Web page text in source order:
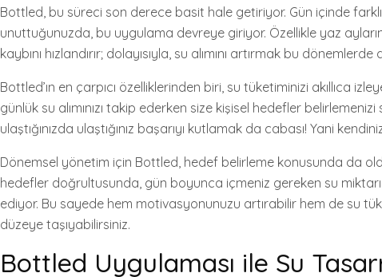
Bottled, bu süreci son derece basit hale getiriyor. Gün içinde
unuttuğunuzda, bu uygulama devreye giriyor. Özellikle yaz
kaybını hızlandırır; dolayısıyla, su alımını artırmak bu
Bottled’ın en çarpıcı özelliklerinden biri, su tüketiminizi akıllıca
günlük su alımınızı takip ederken size kişisel hedefler
ulaştığınızda ulaştığınız başarıyı kutlamak da cabası! Yani
Dönemsel yönetim için Bottled, hedef belirleme konusunda da
hedefler doğrultusunda, gün boyunca içmeniz gereken su
ediyor. Bu sayede hem motivasyonunuzu artırabilir hem de su
düzeye taşıyabilirsiniz.
Bottled Uygulaması ile Su